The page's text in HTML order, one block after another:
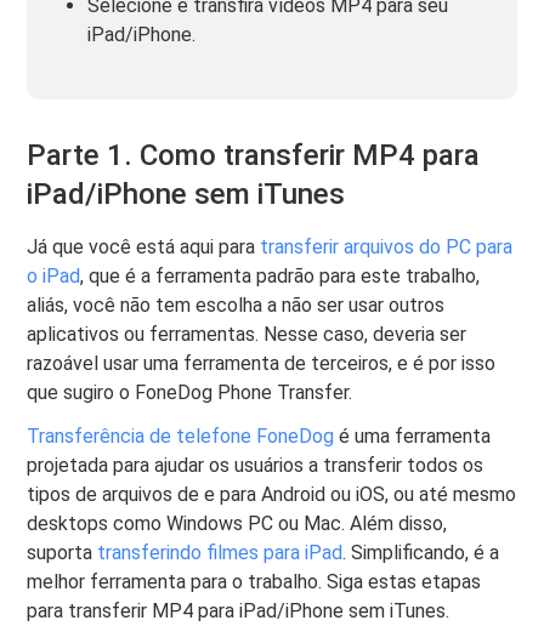
Selecione e transfira vídeos MP4 para seu
iPad/iPhone.
Parte 1. Como transferir MP4 para
iPad/iPhone sem iTunes
Já que você está aqui para transferir arquivos do PC para
o iPad, que é a ferramenta padrão para este trabalho,
aliás, você não tem escolha a não ser usar outros
aplicativos ou ferramentas. Nesse caso, deveria ser
razoável usar uma ferramenta de terceiros, e é por isso
que sugiro o FoneDog Phone Transfer.
Transferência de telefone FoneDog é uma ferramenta
projetada para ajudar os usuários a transferir todos os
tipos de arquivos de e para Android ou iOS, ou até mesmo
desktops como Windows PC ou Mac. Além disso,
suporta transferindo filmes para iPad. Simplificando, é a
melhor ferramenta para o trabalho. Siga estas etapas
para transferir MP4 para iPad/iPhone sem iTunes.